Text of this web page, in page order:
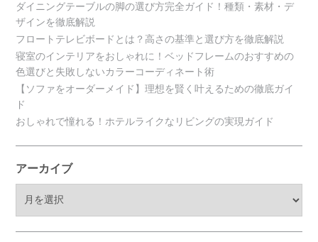
ダイニングテーブルの脚の選び方完全ガイド！種類・素材・デ
ザインを徹底解説
フロートテレビボードとは？高さの基準と選び方を徹底解説
寝室のインテリアをおしゃれに！ベッドフレームのおすすめの
色選びと失敗しないカラーコーディネート術
【ソファをオーダーメイド】理想を賢く叶えるための徹底ガイ
ド
おしゃれで憧れる！ホテルライクなリビングの実現ガイド
アーカイブ